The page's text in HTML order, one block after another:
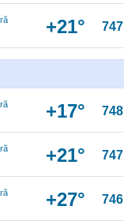
+21° 747
+17° 748
+21° 747
+27° 746